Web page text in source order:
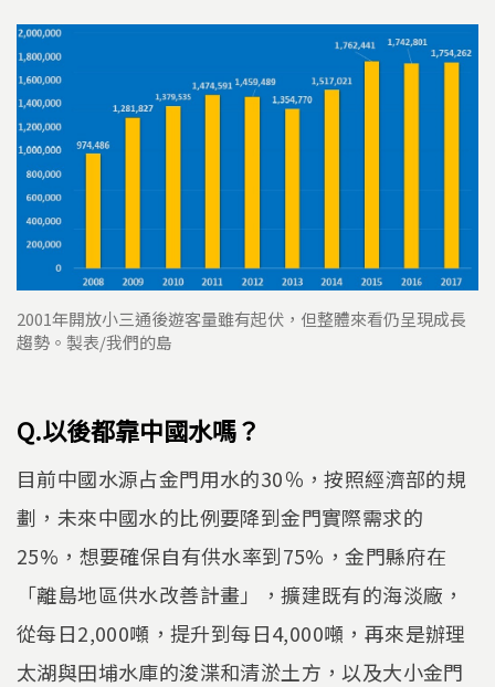
2001年開放小三通後遊客量雖有起伏，但整體來看仍呈現成長
趨勢。製表/我們的島​​​​​
Q.以後都靠中國水嗎？
目前中國水源占金門用水的30％，按照經濟部的規
劃，未來中國水的比例要降到金門實際需求的
25%，想要確保自有供水率到75%，金門縣府在
「離島地區供水改善計畫」，擴建既有的海淡廠，
從每日2,000噸，提升到每日4,000噸，再來是辦理
太湖與田埔水庫的浚渫和清淤土方，以及大小金門